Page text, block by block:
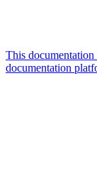
This
documentation